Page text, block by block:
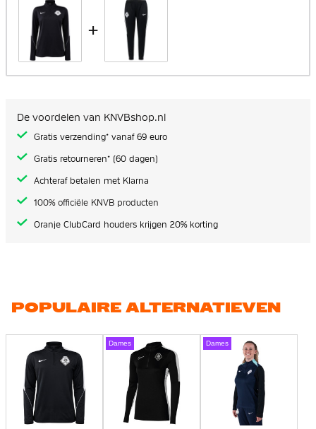
+
De voordelen van KNVBshop.nl
Gratis verzending* vanaf 69 euro
Gratis retourneren* (60 dagen)
Achteraf betalen met Klarna
100% officiële KNVB producten
Oranje ClubCard houders krijgen 20% korting
POPULAIRE ALTERNATIEVEN
Dames Dames